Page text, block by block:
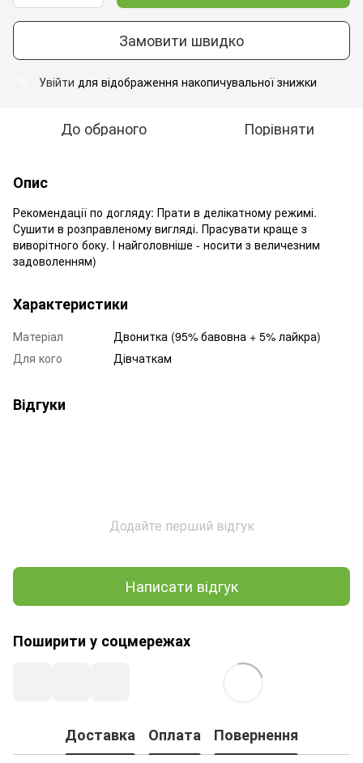
Замовити швидко
Увійти для відображення накопичувальної знижки
До обраного Порівняти
Опис
Рекомендації по догляду: Прати в делікатному режимі.
Сушити в розправленому вигляді. Прасувати краще з
виворітного боку. І найголовніше - носити з величезним
задоволенням)
Характеристики
Матеріал
Двонитка (95% бавовна + 5% лайкра)
Для кого
Дівчаткам
Відгуки
Додайте перший відгук
Написати відгук
Поширити у соцмережах
Доставка Оплата Повернення